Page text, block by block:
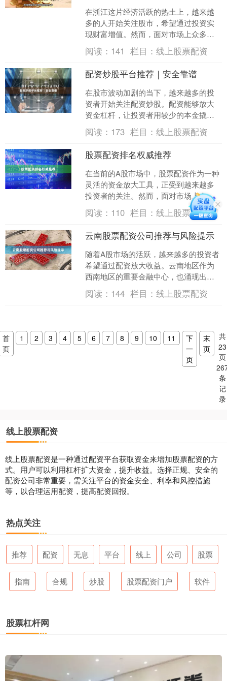
在浙江这片经济活跃的热土上，越来越
多的人开始关注股市，希望通过投资实
现财富增值。然而，面对市场上众多的
证券公司，许多新手投资者都会感到困
惑：**浙江股票开户哪家....
阅读： 141 栏目：线上股票配资
配资炒股平台推荐｜安全靠谱
在股市波动加剧的当下，越来越多的投
资者开始关注配资炒股。配资能够放大
资金杠杆，让投资者用较少的本金撬动
更大的交易规模，从而获取更高收益。
然而，市面上的配资平台良....
阅读： 173 栏目：线上股票配资
股票配资排名权威推荐
在当前的A股市场中，股票配资作为一种
灵活的资金放大工具，正受到越来越多
投资者的关注。然而，面对市场上众多
的配资平台，如何选择一家安全、透
明、服务优质的机构，成为....
阅读： 110 栏目：线上股票配资
云南股票配资公司推荐与风险提示
随着A股市场的活跃，越来越多的投资者
希望通过配资放大收益。云南地区作为
西南地区的重要金融中心，也涌现出不
少股票配资公司。本文将为您推荐几家
云南本地较为规范的配资....
阅读： 144 栏目：线上股票配资
首
页
1 2 3 4 5 6 7 8 9 10 11
下
一
页
末
页
共
23
页
条
记
录
线上股票配资
线上股票配资是一种通过配资平台获取资金来增加股票配资的方
式。用户可以利用杠杆扩大资金，提升收益。选择正规、安全的
配资公司非常重要，需关注平台的资金安全、利率和风控措施
等，以合理运用配资，提高配资回报。
热点关注
推荐 配资 无息 平台 线上 公司 股票
指南 合规 炒股 股票配资门户 软件
股票杠杆网